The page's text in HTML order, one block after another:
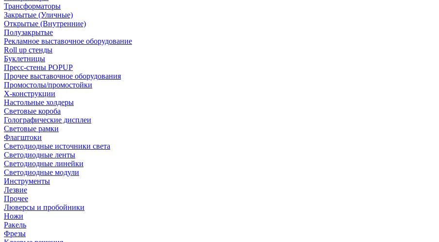
Трансформаторы
Закрытые (Уличные)
Открытые (Внутренние)
Полузакрытые
Рекламное выставочное оборудование
Roll up стенды
Буклетницы
Пресс-стены POPUP
Прочее выставочное оборудования
Промостолы/промостойки
Х-конструкции
Настольные холдеры
Световые короба
Голографические дисплеи
Световые рамки
Флагштоки
Светодиодные источники света
Светодиодные ленты
Светодиодные линейки
Светодиодные модули
Инструменты
Лезвие
Прочее
Люверсы и пробойники
Ножи
Ракель
Фрезы